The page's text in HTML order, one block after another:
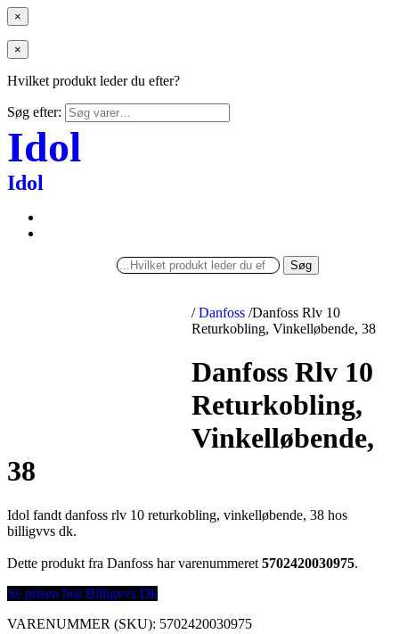
×
×
Hvilket produkt leder du efter?
Søg efter:
Idol
Idol
Søg
/ Danfoss /Danfoss Rlv 10
Returkobling, Vinkelløbende, 38
Danfoss Rlv 10
Returkobling,
Vinkelløbende,
38
Idol fandt danfoss rlv 10 returkobling, vinkelløbende, 38 hos
billigvvs dk.
Dette produkt fra Danfoss har varenummeret 5702420030975.
Se prisen hos Billigvvs Dk
VARENUMMER (SKU): 5702420030975